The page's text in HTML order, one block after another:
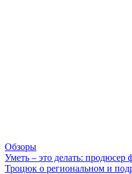
Обзоры
Уметь – это делать:
Троцюк о региональном и